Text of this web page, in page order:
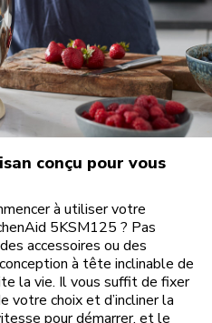
conçu pour vous
à utiliser votre
5KSM125 ? Pas
accessoires ou des
à tête inclinable de
la vie. Il vous suffit de fixer
votre choix et d’incliner la
pour démarrer, et le